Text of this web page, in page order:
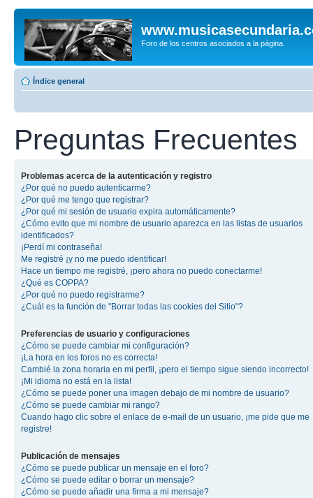
Foro de los centros asociados a la página.
Índice general
Preguntas Frecuentes
Problemas acerca de la autenticación y registro
¿Por qué no puedo autenticarme?
¿Por qué me tengo que registrar?
¿Por qué mi sesión de usuario expira automáticamente?
¿Cómo evito que mi nombre de usuario aparezca en las listas de usuarios
identificados?
¡Perdí mi contraseña!
Me registré ¡y no me puedo identificar!
Hace un tiempo me registré, ¡pero ahora no puedo conectarme!
¿Qué es COPPA?
¿Por qué no puedo registrarme?
¿Cuál es la función de "Borrar todas las cookies del Sitio"?
Preferencias de usuario y configuraciones
¿Cómo se puede cambiar mi configuración?
¡La hora en los foros no es correcta!
Cambié la zona horaria en mi perfil, ¡pero el tiempo sigue siendo incorrecto!
¡Mi idioma no está en la lista!
¿Cómo se puede poner una imagen debajo de mi nombre de usuario?
¿Cómo se puede cambiar mi rango?
Cuando hago clic sobre el enlace de e-mail de un usuario, ¡me pide que me
registre!
Publicación de mensajes
¿Cómo se puede publicar un mensaje en el foro?
¿Cómo se puede editar o borrar un mensaje?
¿Cómo se puede añadir una firma a mi mensaje?